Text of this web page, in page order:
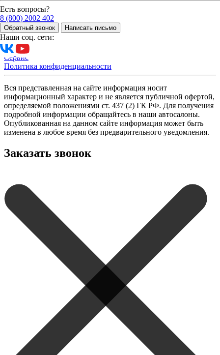
Есть вопросы?
8 (800) 2002 402
Обратный звонок Написать письмо
Наши соц. сети:
О компании
Новости
История компании
Контакты
Акции
Сервис
Политика конфиденциальности
Вся представленная на сайте информация носит
информационный характер и не является публичной офертой,
определяемой положениями ст. 437 (2) ГК РФ. Для получения
подробной информации обращайтесь в наши автосалоны.
Опубликованная на данном сайте информация может быть
изменена в любое время без предварительного уведомления.
Заказать звонок